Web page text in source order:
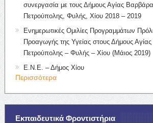
συνεργασία με τους Δήμους Αγίας
Πετρούπολης, Φυλής, Χίου 2018 – 2019
Ενημερωτικές Ομιλίες Προγραμμάτων
Προαγωγής της Υγείας στους Δήμους
Πετρούπολης – Φυλής – Χίου (Μάιος 2019)
Ε.Ν.Ε. – Δήμος Χίου
Περισσότερα
Εκπαιδευτικά Φροντιστήρια